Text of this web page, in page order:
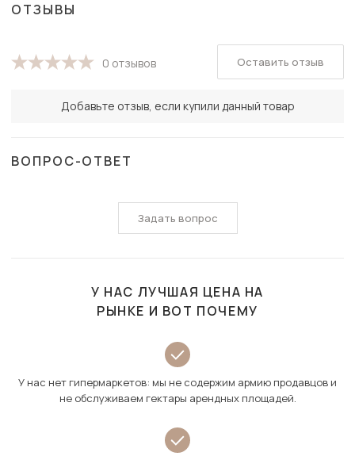
ОТЗЫВЫ
0 отзывов
Добавьте отзыв, если купили данный товар
Оставить отзыв
ВОПРОС-ОТВЕТ
Задать вопрос
У НАС ЛУЧШАЯ ЦЕНА НА
РЫНКЕ И ВОТ ПОЧЕМУ
У нас нет гипермаркетов: мы не содержим армию продавцов и
не обслуживаем гектары арендных площадей.